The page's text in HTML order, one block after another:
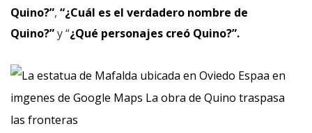
Quino?”, “¿Cuál es el verdadero nombre de
Quino?”y “¿Qué personajes creó Quino?”.